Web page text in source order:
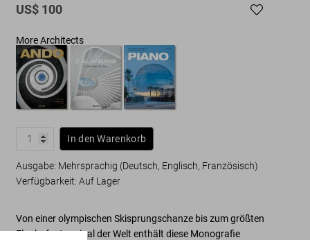
US$ 100
More Architects
In den Warenkorb
Ausgabe: Mehrsprachig (Deutsch, Englisch, Französisch)
Verfügbarkeit:Auf Lager
Von einer olympischen Skisprungschanze bis zum größten
Flughafenterminal der Welt enthält diese Monografie